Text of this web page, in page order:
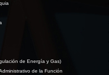
de Energía y Gas)
de la Función